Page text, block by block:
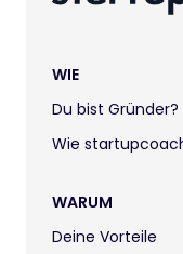
WIE
Du bist Gründer?
Wie
WARUM
Deine Vorteile